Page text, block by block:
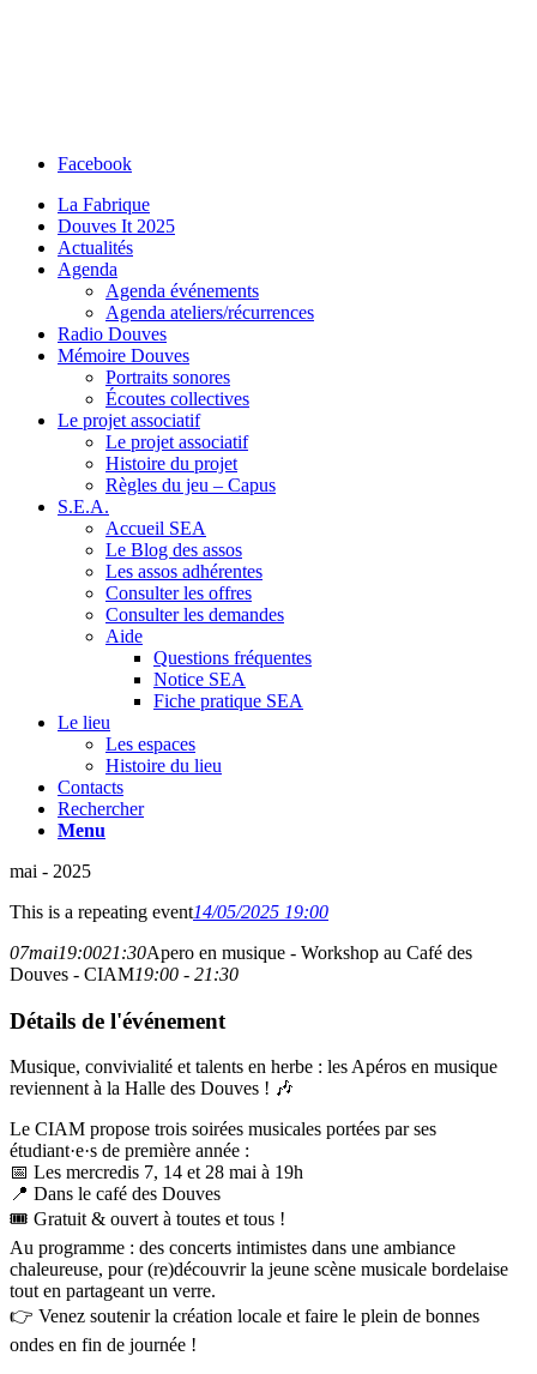
Facebook
La Fabrique
Douves It 2025
Actualités
Agenda
Agenda événements
Agenda ateliers/récurrences
Radio Douves
Mémoire Douves
Portraits sonores
Écoutes collectives
Le projet associatif
Le projet associatif
Histoire du projet
Règles du jeu – Capus
S.E.A.
Accueil SEA
Le Blog des assos
Les assos adhérentes
Consulter les offres
Consulter les demandes
Aide
Questions fréquentes
Notice SEA
Fiche pratique SEA
Le lieu
Les espaces
Histoire du lieu
Contacts
Rechercher
Menu
mai - 2025
This is a repeating event14/05/2025 19:00
07mai19:0021:30Apero en musique - Workshop au Café des
Douves - CIAM19:00 - 21:30
Détails de l'événement
Musique, convivialité et talents en herbe : les Apéros en musique
reviennent à la Halle des Douves ! 🎶
Le CIAM propose trois soirées musicales portées par ses
étudiant·e·s de première année :
📅 Les mercredis 7, 14 et 28 mai à 19h
📍 Dans le café des Douves
🎟️ Gratuit & ouvert à toutes et tous !
Au programme : des concerts intimistes dans une ambiance
chaleureuse, pour (re)découvrir la jeune scène musicale bordelaise
tout en partageant un verre.
👉 Venez soutenir la création locale et faire le plein de bonnes
ondes en fin de journée !